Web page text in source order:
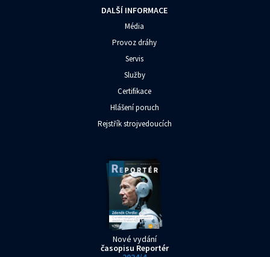
DALŠÍ INFORMACE
Média
Provoz dráhy
Servis
Služby
Certifikace
Hlášení poruch
Rejstřík strojvedoucích
Nové vydání
časopisu Reportér